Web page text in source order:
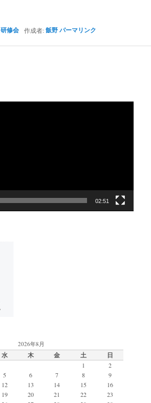
,研修会 作成者:飯野パーマリンク
02:51
2026年8月
水 木 金 土 日
1
2
5 6 7 8
9
12 13 14 15
16
19 20 21 22
23